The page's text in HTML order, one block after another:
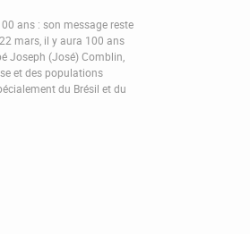
ans : son message reste
mars, il y aura 100 ans
Joseph (José) Comblin,
et des populations
du Brésil et du